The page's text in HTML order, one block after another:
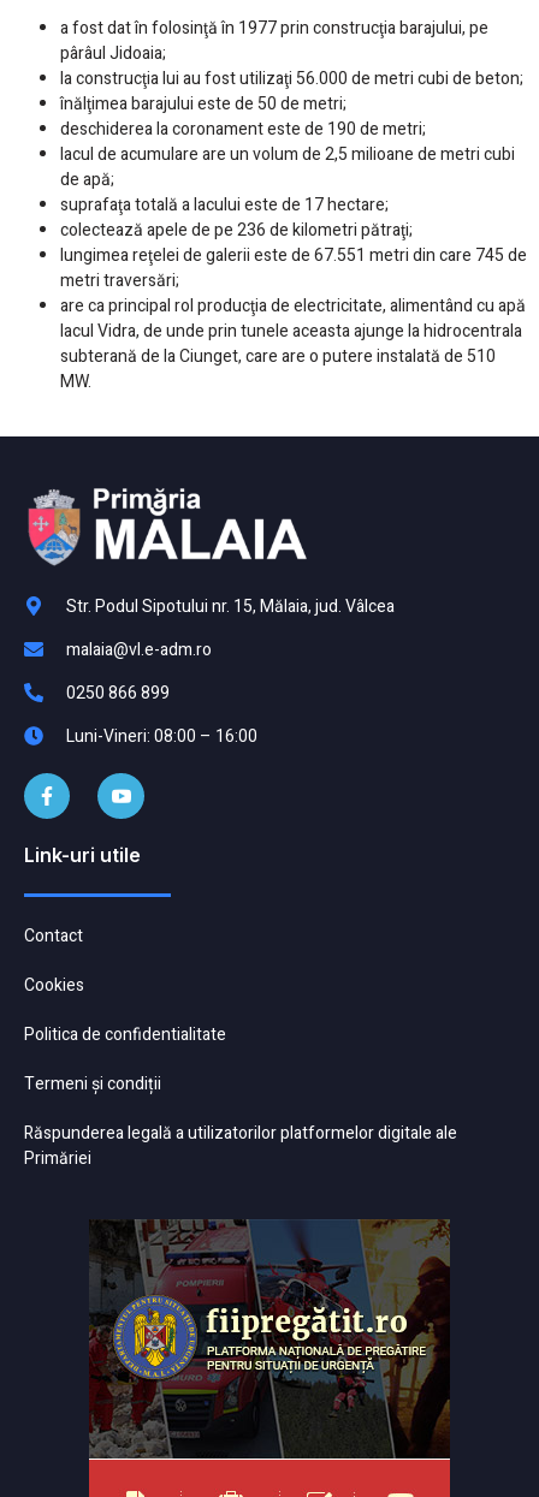
a fost dat în folosinţă în 1977 prin construcţia barajului, pe
pârâul Jidoaia;
la construcţia lui au fost utilizaţi 56.000 de metri cubi de beton;
înălţimea barajului este de 50 de metri;
deschiderea la coronament este de 190 de metri;
lacul de acumulare are un volum de 2,5 milioane de metri cubi
de apă;
suprafaţa totală a lacului este de 17 hectare;
colectează apele de pe 236 de kilometri pătraţi;
lungimea reţelei de galerii este de 67.551 metri din care 745 de
metri traversări;
are ca principal rol producţia de electricitate, alimentând cu apă
lacul Vidra, de unde prin tunele aceasta ajunge la hidrocentrala
subterană de la Ciunget, care are o putere instalată de 510
MW.
Str. Podul Sipotului nr. 15, Mălaia, jud. Vâlcea
malaia@vl.e-adm.ro
0250 866 899
Luni-Vineri: 08:00 – 16:00
Link-uri utile
Contact
Cookies
Politica de confidentialitate
Termeni și condiții
Răspunderea legală a utilizatorilor platformelor digitale ale
Primăriei